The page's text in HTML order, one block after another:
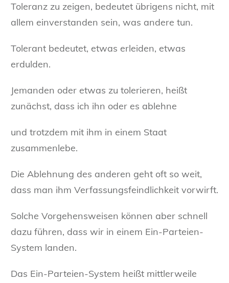
Toleranz zu zeigen, bedeutet übrigens nicht, mit
allem einverstanden sein, was andere tun.
Tolerant bedeutet, etwas erleiden, etwas
erdulden.
Jemanden oder etwas zu tolerieren, heißt
zunächst, dass ich ihn oder es ablehne
und trotzdem mit ihm in einem Staat
zusammenlebe.
Die Ablehnung des anderen geht oft so weit,
dass man ihm Verfassungsfeindlichkeit vorwirft.
Solche Vorgehensweisen können aber schnell
dazu führen, dass wir in einem Ein-Parteien-
System landen.
Das Ein-Parteien-System heißt mittlerweile